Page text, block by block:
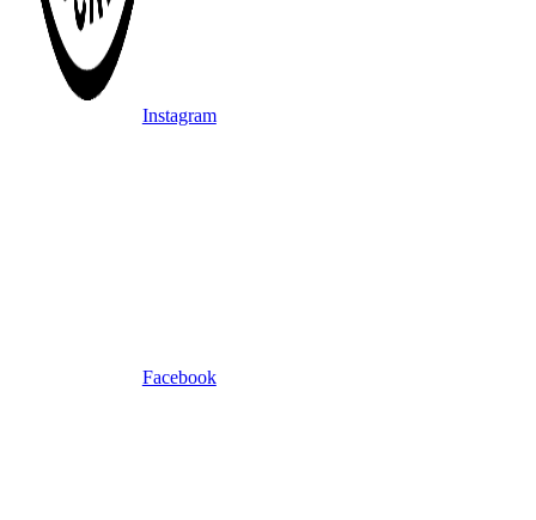
Instagram
Facebook